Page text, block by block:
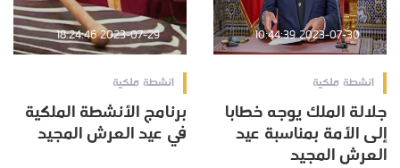
2023-07-30 10:44:39
انشطة ملكية
جلالة الملك يوجه خطابا
إلى الأمة بمناسبة عيد
العرش المجيد
2023-07-29 18:24:46
انشطة ملكية
برنامج الأنشطة الملكية
في عيد العرش المجيد